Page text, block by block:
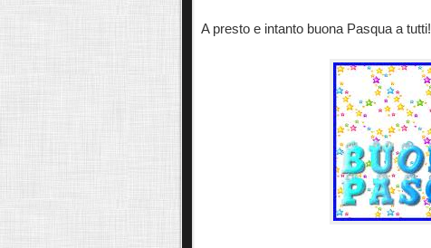
A presto e intanto buona Pasqua a tutti!